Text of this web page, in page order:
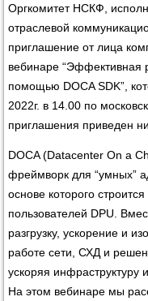
Оргкомитет НСКФ,
отраслевой
приглашение от лица
вебинаре “Эффективная
помощью DOCA SDK”,
2022г. в 14.00 по
приглашения приведен
DOCA (Datacenter On a
фреймворк для “умных”
основе которого
пользователей DPU.
разгрузку, ускорение и
работе сети, СХД и
ускоряя инфраструктуру
На этом вебинаре мы